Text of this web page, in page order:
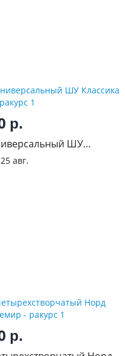
р.
ШУ
Сонома
25 авг.
р.